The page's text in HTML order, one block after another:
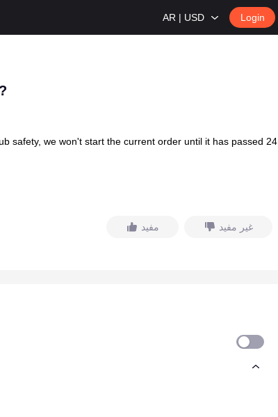
AR | USD Login
safety, we won't start the current order until it has passed 24
مفيد غير مفيد